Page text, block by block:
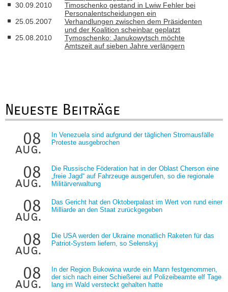
30.09.2010
Timoschenko gestand in Lwiw Fehler bei
Personalentscheidungen ein
25.05.2007
Verhandlungen zwischen dem Präsidenten
und der Koalition scheinbar geplatzt
25.08.2010
Tymoschenko: Janukowytsch möchte
Amtszeit auf sieben Jahre verlängern
Neueste Beiträge
08
aug.
In Venezuela sind aufgrund der täglichen Stromausfälle
Proteste ausgebrochen
08
aug.
Die Russische Föderation hat in der Oblast Cherson eine
„freie Jagd“ auf Fahrzeuge ausgerufen, so die regionale
Militärverwaltung
08
aug.
Das Gericht hat den Oktoberpalast im Wert von rund einer
Milliarde an den Staat zurückgegeben
08
aug.
Die USA werden der Ukraine monatlich Raketen für das
Patriot-System liefern, so Selenskyj
08
aug.
In der Region Bukowina wurde ein Mann festgenommen,
der sich nach einer Schießerei auf Polizeibeamte elf Tage
lang im Wald versteckt gehalten hatte